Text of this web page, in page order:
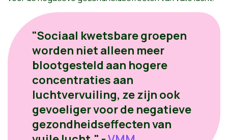
"Sociaal kwetsbare groepen
worden niet alleen meer
blootgesteld aan hogere
concentraties aan
luchtvervuiling, ze zijn ook
gevoeliger voor de negatieve
gezondheidseffecten van